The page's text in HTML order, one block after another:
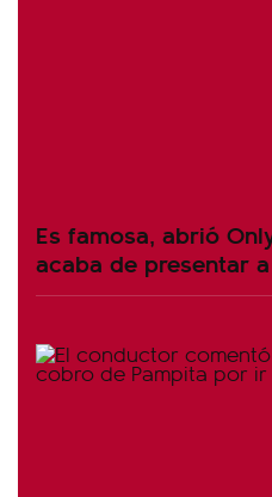
Es famosa, abrió
acaba de presentar